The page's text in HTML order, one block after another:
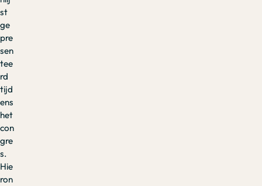
st
ge
pre
sen
tee
rd
tijd
ens
het
con
gre
s.
Hie
ron